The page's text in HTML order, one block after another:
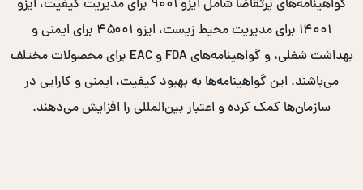
گواهینامه‌های پرتقاضا شامل ایزو ۹۰۰۱ برای مدیریت کیفیت، ایزو
۱۴۰۰۱ برای مدیریت محیط زیست، ایزو ۴۵۰۰۱ برای ایمنی و
بهداشت شغلی، و گواهینامه‌های FDA و EAC برای محصولات مختلف
می‌باشند. این گواهینامه‌ها به بهبود کیفیت، ایمنی و کارایی در
سازمان‌ها کمک کرده و اعتبار بین‌المللی را افزایش می‌دهند.